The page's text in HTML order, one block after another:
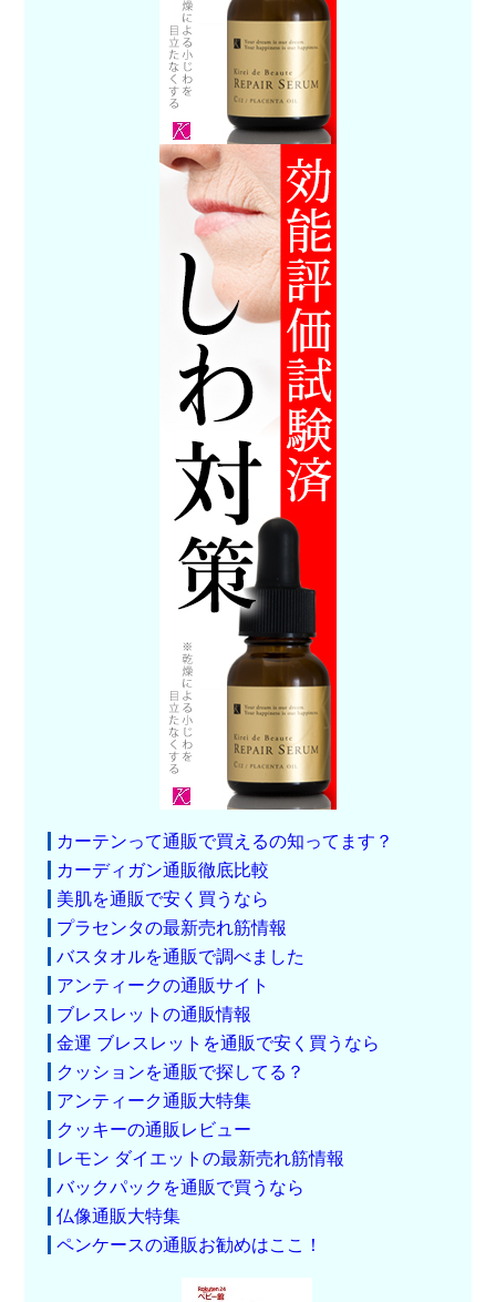
カーテンって通販で買えるの知ってます？
カーディガン通販徹底比較
美肌を通販で安く買うなら
プラセンタの最新売れ筋情報
バスタオルを通販で調べました
アンティークの通販サイト
ブレスレットの通販情報
金運 ブレスレットを通販で安く買うなら
クッションを通販で探してる？
アンティーク通販大特集
クッキーの通販レビュー
レモン ダイエットの最新売れ筋情報
バックパックを通販で買うなら
仏像通販大特集
ペンケースの通販お勧めはここ！